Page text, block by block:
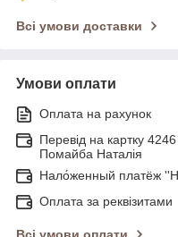
Всі умови доставки
Умови оплати
Оплата на рахунок
Перевід на картку
Помайба Наталія
Нало́женный платёж
Оплата за реквізитами